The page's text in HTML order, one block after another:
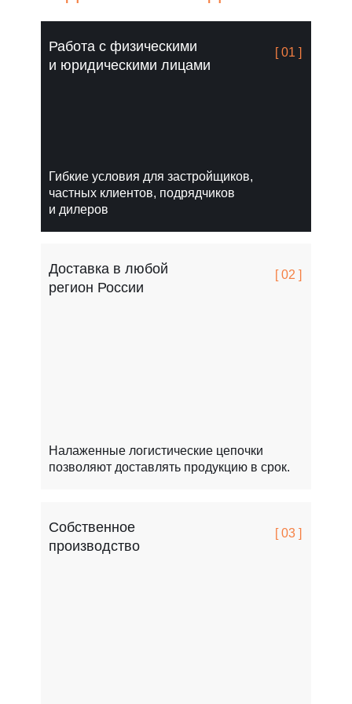
Гибкие условия для застройщиков,
частных клиентов, подрядчиков
и дилеров
Работа с физическими
и юридическими лицами
[ 01 ]
Собственное
производство
[ 03 ]
Налаженные логистические цепочки
позволяют доставлять продукцию в срок.
Доставка в любой
регион России
[ 02 ]